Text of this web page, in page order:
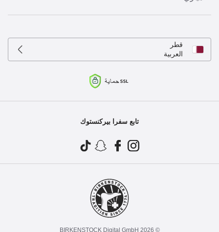
قطر
العربية
تابع سفرا بيركنستوك
© 2026 BIRKENSTOCK Digital GmbH